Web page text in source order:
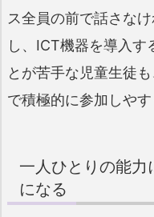
ス全員の前で話さな
し、ICT機器を導入す
とが苦手な児童生徒
で積極的に参加しやす
一人ひとりの能力
になる